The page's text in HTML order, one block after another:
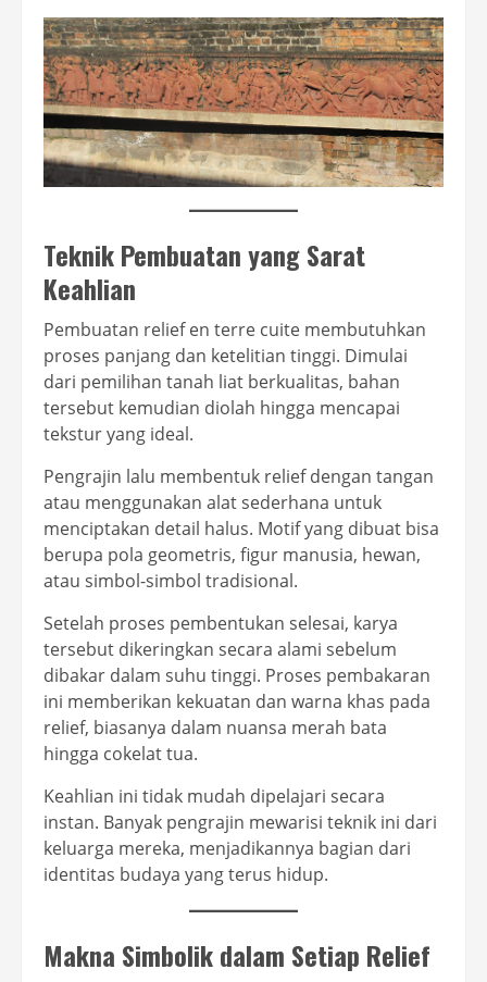
Teknik Pembuatan yang Sarat
Keahlian
Pembuatan relief en terre cuite membutuhkan
proses panjang dan ketelitian tinggi. Dimulai
dari pemilihan tanah liat berkualitas, bahan
tersebut kemudian diolah hingga mencapai
tekstur yang ideal.
Pengrajin lalu membentuk relief dengan tangan
atau menggunakan alat sederhana untuk
menciptakan detail halus. Motif yang dibuat bisa
berupa pola geometris, figur manusia, hewan,
atau simbol-simbol tradisional.
Setelah proses pembentukan selesai, karya
tersebut dikeringkan secara alami sebelum
dibakar dalam suhu tinggi. Proses pembakaran
ini memberikan kekuatan dan warna khas pada
relief, biasanya dalam nuansa merah bata
hingga cokelat tua.
Keahlian ini tidak mudah dipelajari secara
instan. Banyak pengrajin mewarisi teknik ini dari
keluarga mereka, menjadikannya bagian dari
identitas budaya yang terus hidup.
Makna Simbolik dalam Setiap Relief